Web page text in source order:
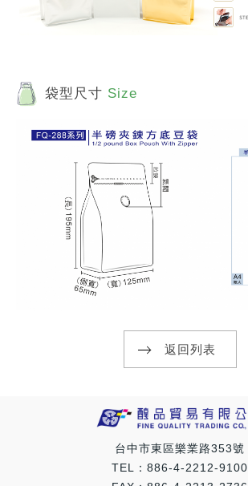
袋型尺寸 Size
返回列表
台中市東區樂業路353號
TEL：886-4-2212-9100